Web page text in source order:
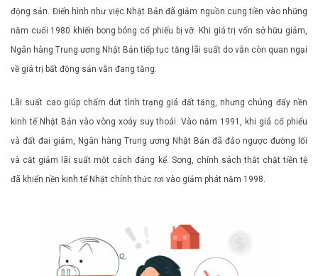
động sản. Điển hình như việc Nhật Bản đã giảm nguồn cung tiền vào những
năm cuối 1980 khiến bong bóng cổ phiếu bị vỡ. Khi giá trị vốn sở hữu giảm,
Ngân hàng Trung ương Nhật Bản tiếp tục tăng lãi suất do vẫn còn quan ngại
về giá trị bất động sản vẫn đang tăng.
Lãi suất cao giúp chấm dứt tình trạng giá đất tăng, nhưng chúng đẩy nền
kinh tế Nhật Bản vào vòng xoáy suy thoái. Vào năm 1991, khi giá cổ phiếu
và đất đai giảm, Ngân hàng Trung ương Nhật Bản đã đảo ngược đường lối
và cắt giảm lãi suất một cách đáng kể. Song, chính sách thắt chặt tiền tệ
đã khiến nền kinh tế Nhật chính thức rơi vào giảm phát năm 1998.